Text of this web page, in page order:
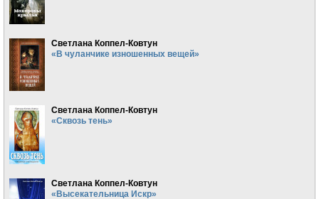
Светлана Коппел-Ковтун
«В чуланчике изношенных вещей»
Светлана Коппел-Ковтун
«Сквозь тень»
Светлана Коппел-Ковтун
«Высекательница Искр»